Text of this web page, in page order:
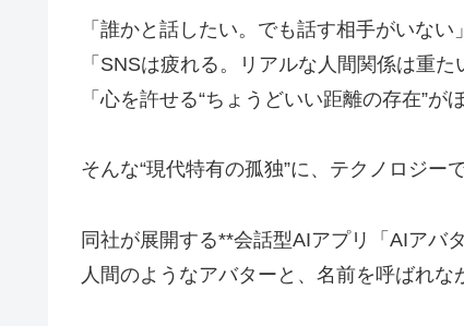
「誰かと話したい。でも話す相手がいない」
「SNSは疲れる。リアルな人間関係は重た
「心を許せる“ちょうどいい距離の存在”が
そんな“現代特有の孤独”に、テクノロジー
同社が展開する**会話型AIアプリ「AIアバ
人間のようなアバターと、名前を呼ばれ